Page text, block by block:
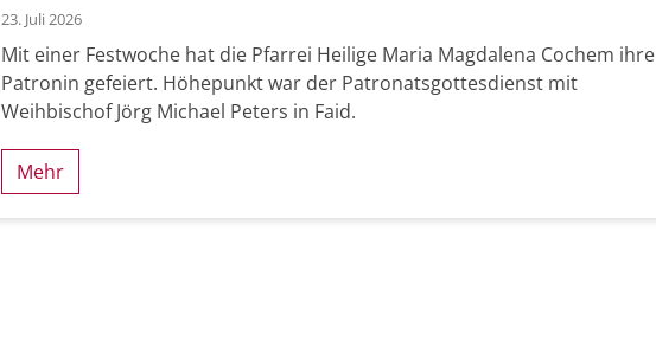
23. Juli 2026
Mit einer Festwoche hat die Pfarrei Heilige Maria Magdalena Cochem ihre
Patronin gefeiert. Höhepunkt war der Patronatsgottesdienst mit
Weihbischof Jörg Michael Peters in Faid.
Mehr